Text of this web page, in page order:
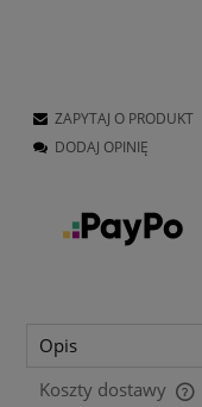
ZAPYTAJ O PRODUKT
DODAJ OPINIĘ
Opis
Koszty dostawy